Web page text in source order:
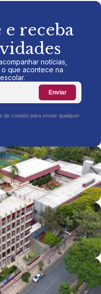
e receba
notícias,
que acontece na
Enviar
de contato para enviar qualquer